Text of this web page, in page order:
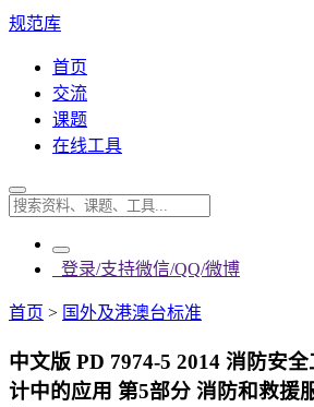
规范库
首页
交流
课题
在线工具
登录/支持微信/QQ/微博
首页 > 国外及港澳台标准
中文版 PD 7974-5 2014 消防安
计中的应用 第5部分 消防和救援